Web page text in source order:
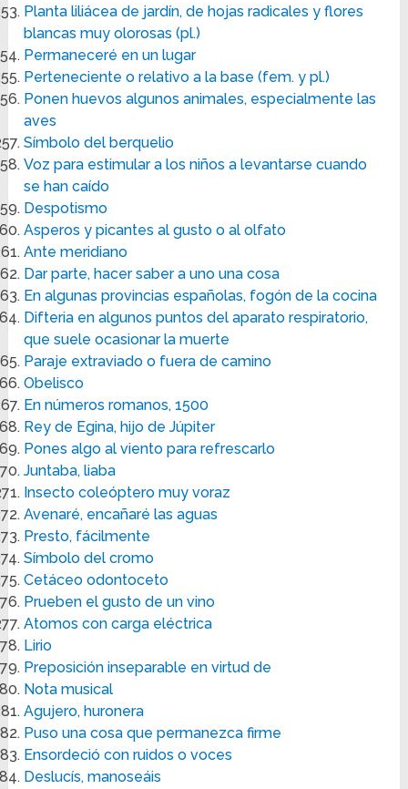
Planta liliácea de jardín, de hojas radicales y flores
blancas muy olorosas (pl.)
Permaneceré en un lugar
Perteneciente o relativo a la base (fem. y pl.)
Ponen huevos algunos animales, especialmente las
aves
Símbolo del berquelio
Voz para estimular a los niños a levantarse cuando
se han caído
Despotismo
Asperos y picantes al gusto o al olfato
Ante meridiano
Dar parte, hacer saber a uno una cosa
En algunas provincias españolas, fogón de la cocina
Difteria en algunos puntos del aparato respiratorio,
que suele ocasionar la muerte
Paraje extraviado o fuera de camino
Obelisco
En números romanos, 1500
Rey de Egina, hijo de Júpiter
Pones algo al viento para refrescarlo
Juntaba, liaba
Insecto coleóptero muy voraz
Avenaré, encañaré las aguas
Presto, fácilmente
Símbolo del cromo
Cetáceo odontoceto
Prueben el gusto de un vino
Atomos con carga eléctrica
Lirio
Preposición inseparable en virtud de
Nota musical
Agujero, huronera
Puso una cosa que permanezca firme
Ensordeció con ruidos o voces
Deslucís, manoseáis